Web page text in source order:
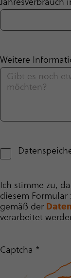
Weitere
Ich stimme zu,
diesem
gemäß der
verarbeitet
Captcha *